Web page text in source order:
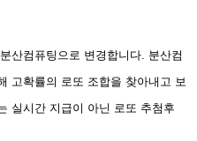
산컴퓨팅으로 변경합니다. 분산컴
고확률의 로또 조합을 찾아내고 보
실시간 지급이 아닌 로또 추첨후